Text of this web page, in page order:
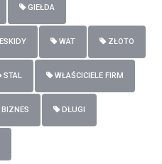
GIEŁDA
WAT ZŁOTO
STAL WŁAŚCICIELE FIRM
BIZNES DŁUGI